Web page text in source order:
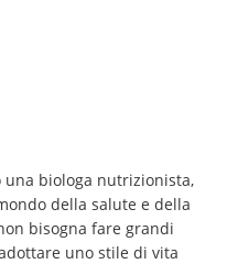
biologa nutrizionista,
della salute e della
bisogna fare grandi
uno stile di vita